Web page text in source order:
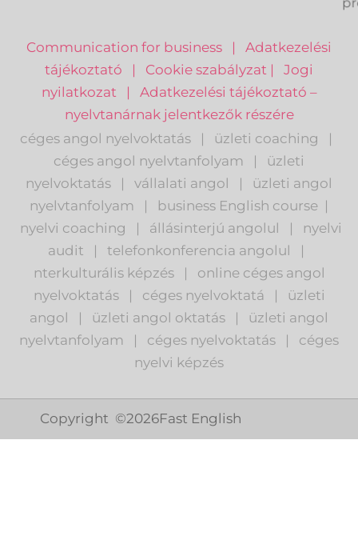
Communication for business | Adatkezelési
tájékoztató | Cookie szabályzat | Jogi
nyilatkozat | Adatkezelési tájékoztató –
nyelvtanárnak jelentkezők részére
céges angol nyelvoktatás
| üzleti coaching
|
céges angol nyelvtanfolyam
|
üzleti
nyelvoktatás
| vállalati angol |
üzleti angol
nyelvtanfolyam
| business English course |
nyelvi coaching
| állásinterjú angolul |
nyelvi
audit
| telefonkonferencia angolul
|
nterkulturális képzés
| online céges angol
nyelvoktatás
| céges nyelvoktatá |
üzleti
angol
| üzleti angol oktatás |
üzleti angol
nyelvtanfolyam
| céges nyelvoktatás |
céges
nyelvi képzés
Copyright ©2026Fast English